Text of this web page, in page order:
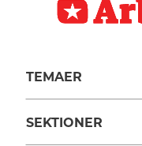
TEMAER
SEKTIONER